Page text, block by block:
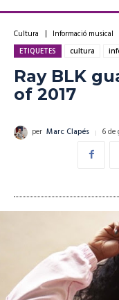
Cultura Informació musical
ETIQUETES cultura
Ray BLK
of 2017
per Marc Clapés 6 de